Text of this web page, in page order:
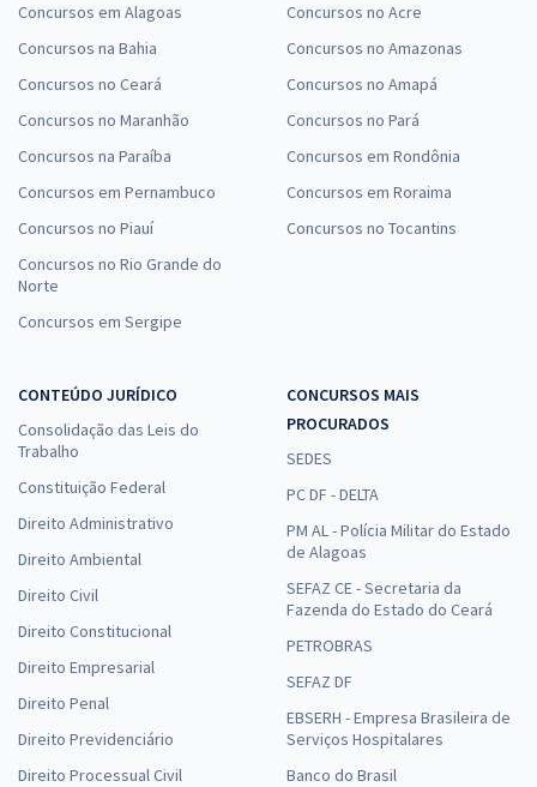
Concursos em Alagoas
Concursos na Bahia
Concursos no Ceará
Concursos no Maranhão
Concursos na Paraíba
Concursos em Pernambuco
Concursos no Piauí
Concursos no Rio Grande do
Norte
Concursos em Sergipe
Concursos no Acre
Concursos no Amazonas
Concursos no Amapá
Concursos no Pará
Concursos em Rondônia
Concursos em Roraima
Concursos no Tocantins
CONTEÚDO JURÍDICO
Consolidação das Leis do
Trabalho
Constituição Federal
Direito Administrativo
Direito Ambiental
Direito Civil
Direito Constitucional
Direito Empresarial
Direito Penal
Direito Previdenciário
Direito Processual Civil
CONCURSOS MAIS
PROCURADOS
SEDES
PC DF - DELTA
PM AL - Polícia Militar do Estado
de Alagoas
SEFAZ CE - Secretaria da
Fazenda do Estado do Ceará
PETROBRAS
SEFAZ DF
EBSERH - Empresa Brasileira de
Serviços Hospitalares
Banco do Brasil